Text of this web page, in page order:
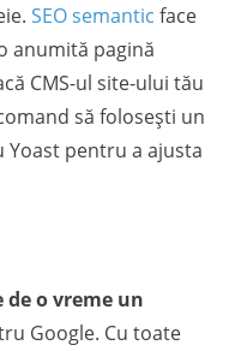
SEO semantic face
anumită pagină
CMS-ul site-ului tău
să folosești un
Yoast pentru a ajusta
de o vreme un
Google. Cu toate